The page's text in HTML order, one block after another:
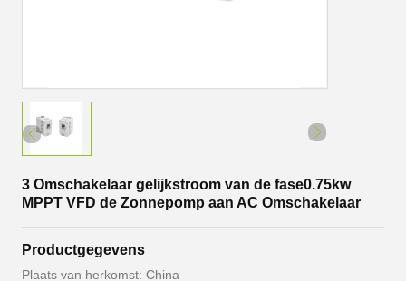
3 Omschakelaar gelijkstroom van de fase0.75kw
MPPT VFD de Zonnepomp aan AC Omschakelaar
Productgegevens
Plaats van herkomst: China